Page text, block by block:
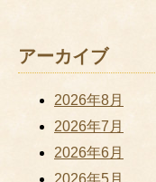
アーカイブ
2026年8月
2026年7月
2026年6月
2026年5月